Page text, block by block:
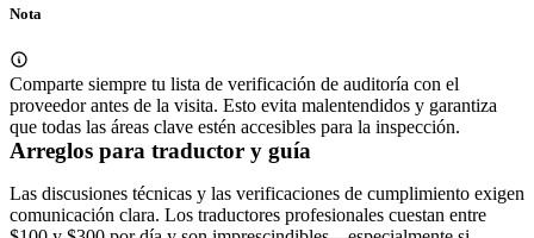
Nota
Comparte siempre tu lista de verificación de auditoría con el
proveedor antes de la visita. Esto evita malentendidos y garantiza
que todas las áreas clave estén accesibles para la inspección.
Arreglos para traductor y guía
Las discusiones técnicas y las verificaciones de cumplimiento exigen
comunicación clara. Los traductores profesionales cuestan entre